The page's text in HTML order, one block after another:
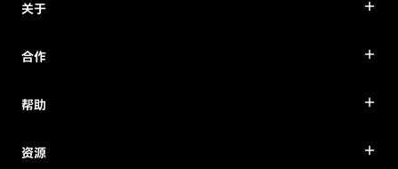
关于
合作
帮助
资源